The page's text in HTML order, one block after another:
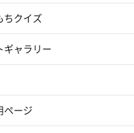
ちクイズ
ギャラリー
ページ